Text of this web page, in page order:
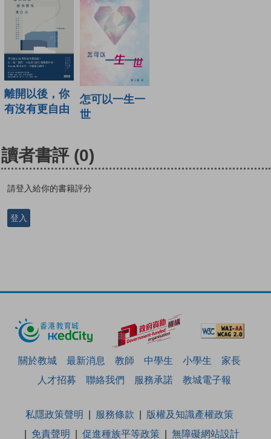
離開以後，你
有沒有更自由
怎可以一生一
世
讀者書評 (0)
請登入給你的書籍評分
登入
關於教城 最新消息 教師 中學生 小學生
家長
人才招募
聯絡我們 服務承諾 教城電子報
私隱政策聲明 服務條款
版權及知識產權政策
免責聲明
促進種族平等政策 無障礙網站設計